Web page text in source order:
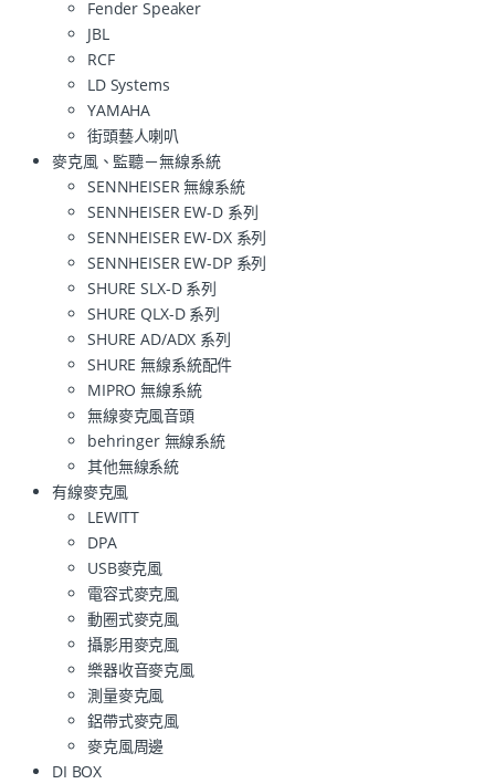
Fender Speaker
JBL
RCF
LD Systems
YAMAHA
街頭藝人喇叭
麥克風、監聽－無線系統
SENNHEISER 無線系統
SENNHEISER EW-D 系列
SENNHEISER EW-DX 系列
SENNHEISER EW-DP 系列
SHURE SLX-D 系列
SHURE QLX-D 系列
SHURE AD/ADX 系列
SHURE 無線系統配件
MIPRO 無線系統
無線麥克風音頭
behringer 無線系統
其他無線系統
有線麥克風
LEWITT
DPA
USB麥克風
電容式麥克風
動圈式麥克風
攝影用麥克風
樂器收音麥克風
測量麥克風
鋁帶式麥克風
麥克風周邊
DI BOX